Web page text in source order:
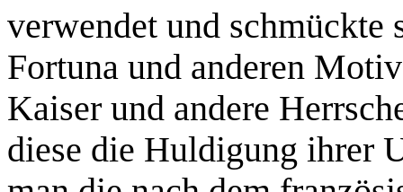
verwendet und
Fortuna und anderen
Kaiser und andere
diese die Huldigung ihrer